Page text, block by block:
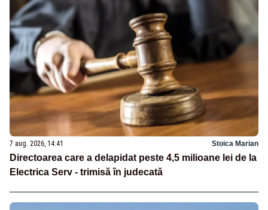
7 aug. 2026, 14:41 Stoica Marian
Directoarea care a delapidat peste 4,5 milioane lei de la
Electrica Serv - trimisă în judecată